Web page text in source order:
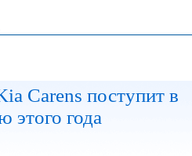
Carens поступит в
этого года